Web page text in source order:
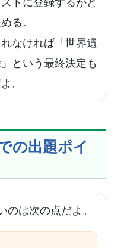
る。
なければ「世界遺
という最終決定も
。
の出題ポイ
のは次の点だよ。